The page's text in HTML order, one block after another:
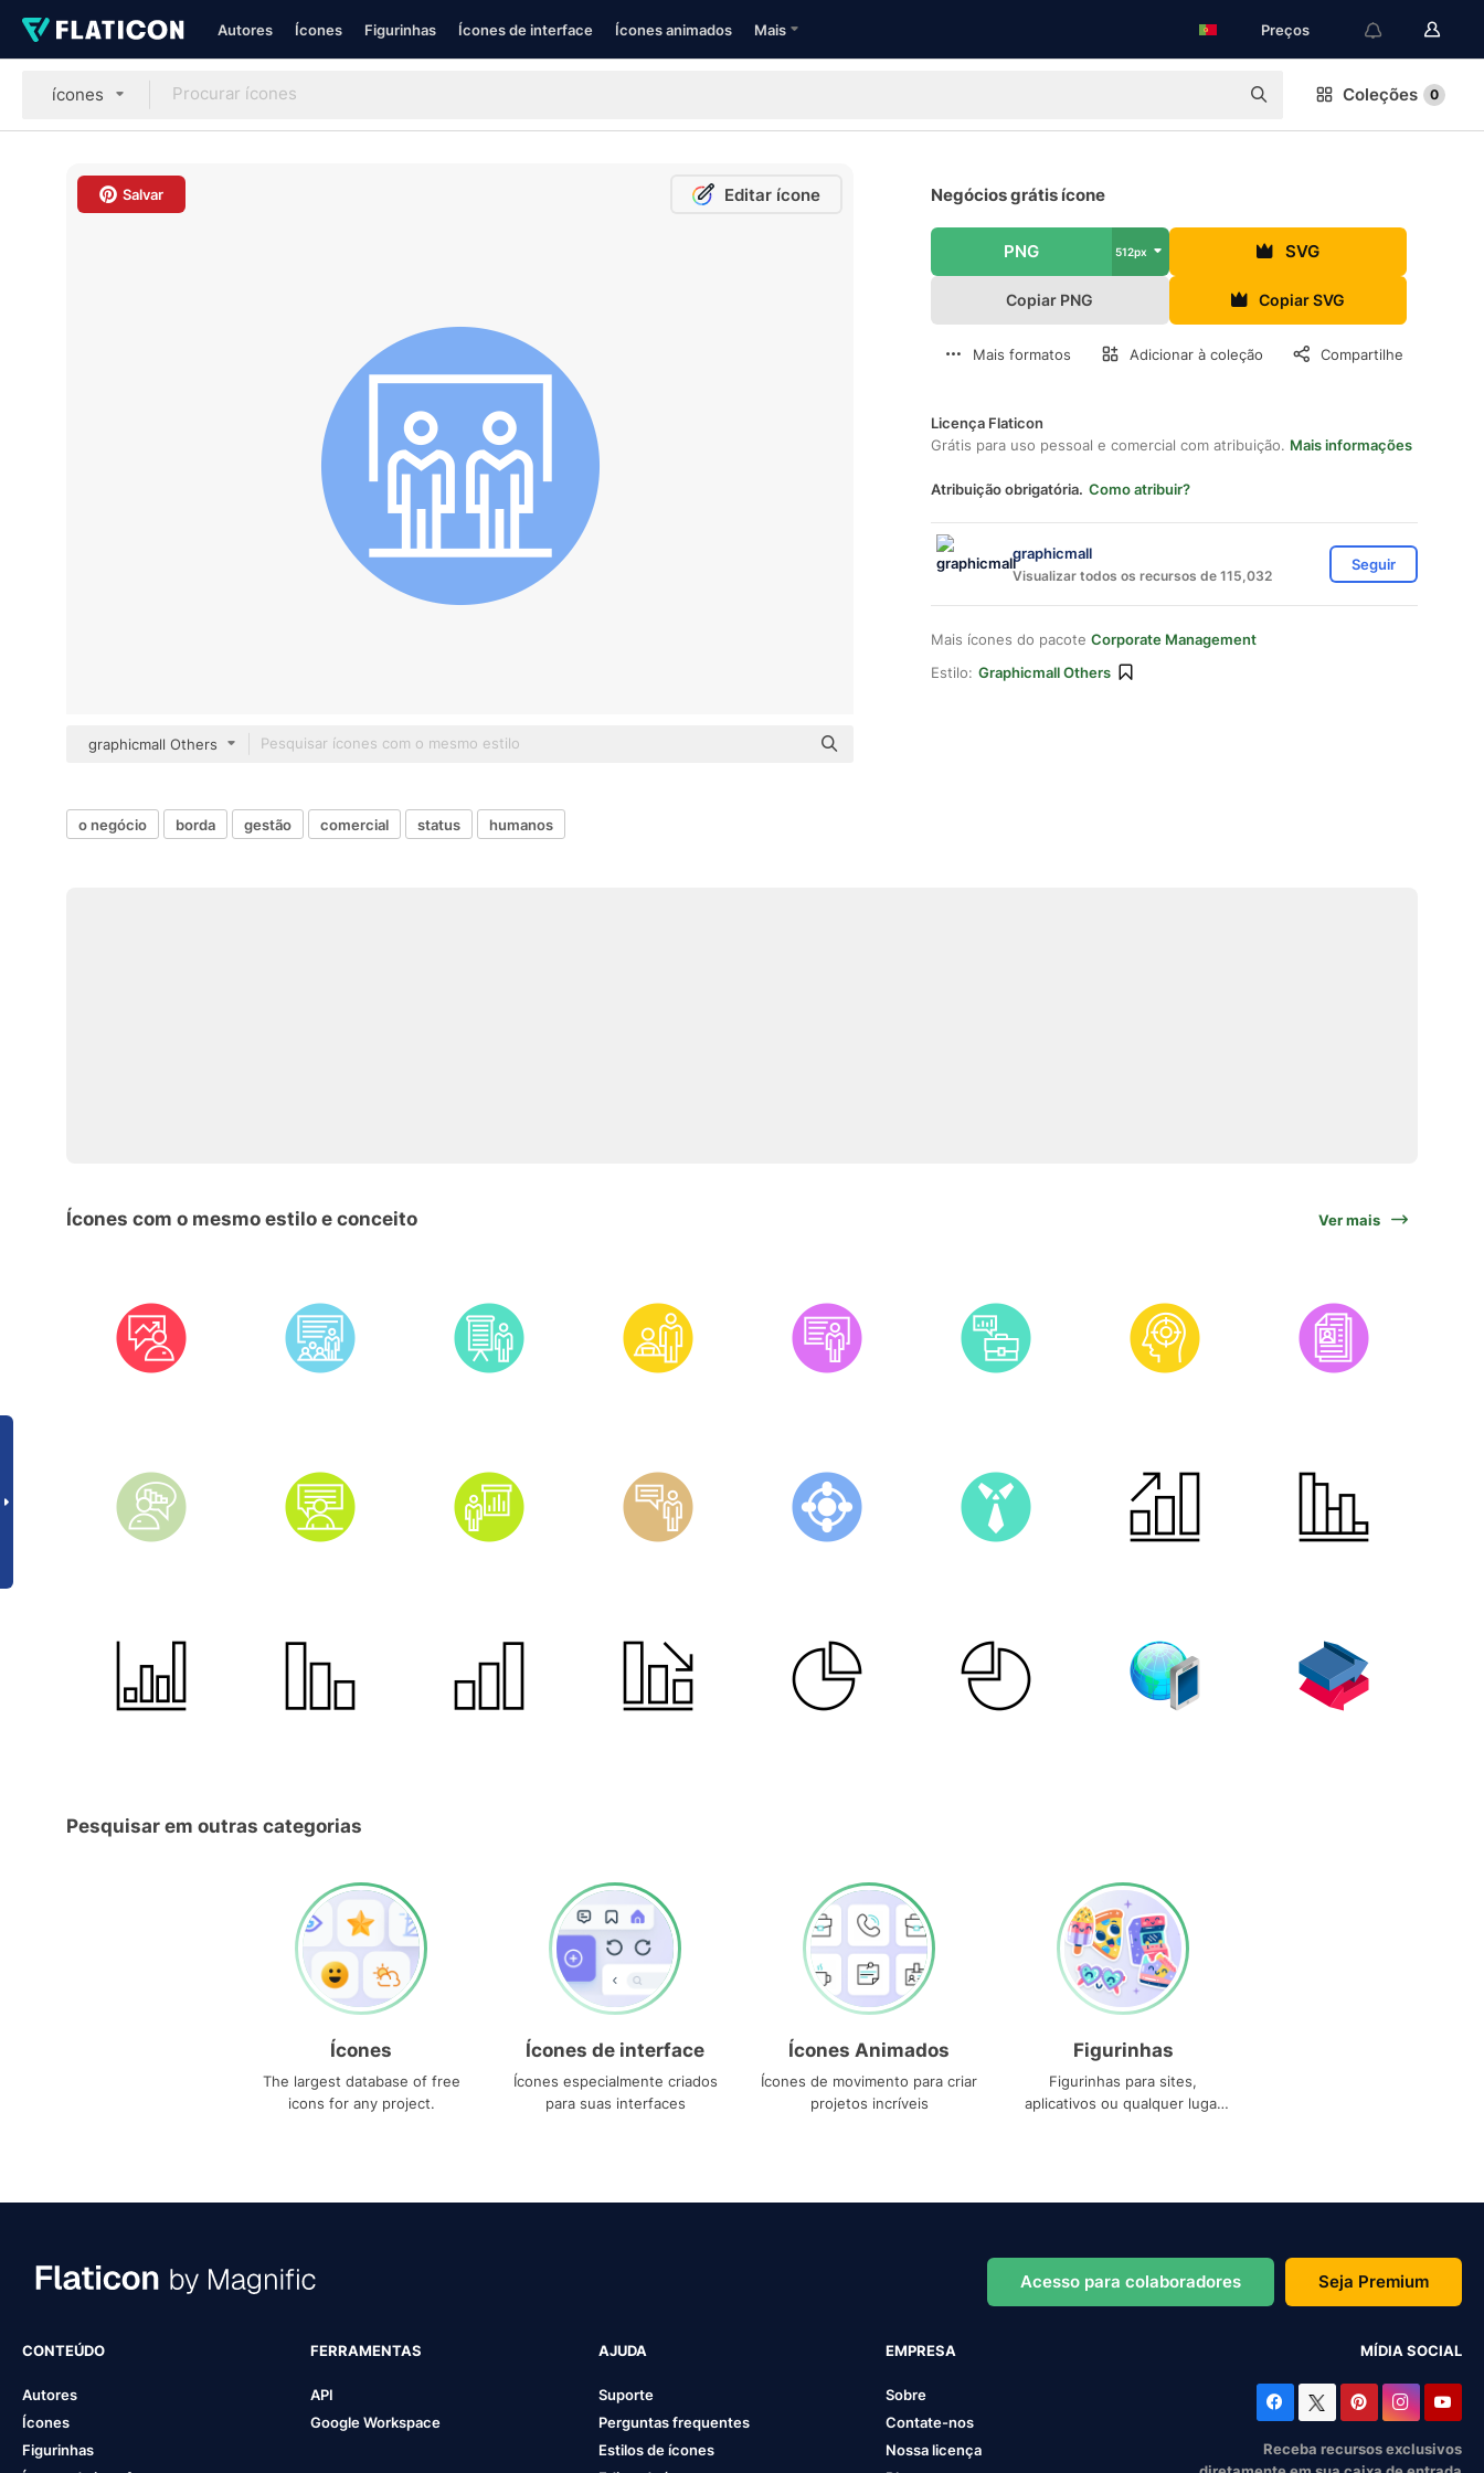
Autores Ícones Figurinhas Ícones de interface Ícones animados Mais Preços
ícones Coleções 0
Salvar Editar ícone
graphicmall Others
Negócios grátis ícone
PNG 512px SVG
Copiar PNG Copiar SVG
Mais formatos Adicionar à coleção Compartilhe
Licença Flaticon
Grátis para uso pessoal e comercial com atribuição. Mais informações
Atribuição obrigatória. Como atribuir?
graphicmall
Visualizar todos os recursos de 115,032
Seguir
Mais ícones do pacote Corporate Management
Estilo: Graphicmall Others
o negócio borda gestão comercial status humanos
Ícones com o mesmo estilo e conceito Ver mais
Pesquisar em outras categorias
Ícones
The largest database of free
icons for any project.
Ícones de interface
Ícones especialmente criados
para suas interfaces
Ícones Animados
Ícones de movimento para criar
projetos incríveis
Figurinhas
Figurinhas para sites,
aplicativos ou qualquer lugar
Acesso para colaboradores Seja Premium
CONTEÚDO
Autores
Ícones
Figurinhas
FERRAMENTAS
API
Google Workspace
AJUDA
Suporte
Perguntas frequentes
Estilos de ícones
EMPRESA
Sobre
Contate-nos
Nossa licença
MÍDIA SOCIAL
Receba recursos exclusivos